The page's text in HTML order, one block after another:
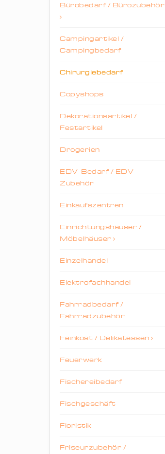
Bürobedarf / Bürozubehör
Campingartikel /
Campingbedarf
Chirurgiebedarf
Copyshops
Dekorationsartikel /
Festartikel
Drogerien
EDV-Bedarf / EDV-
Zubehör
Einkaufszentren
Einrichtungshäuser /
Möbelhäuser
Einzelhandel
Elektrofachhandel
Fahrradbedarf /
Fahrradzubehör
Feinkost / Delikatessen
Feuerwerk
Fischereibedarf
Fischgeschäft
Floristik
Friseurzubehör /